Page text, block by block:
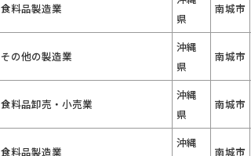
食料品製造業
県
南城市
その他の製造業
沖縄
県
南城市
食料品卸売・小売業
沖縄
県
南城市
食料品製造業
沖縄
南城市